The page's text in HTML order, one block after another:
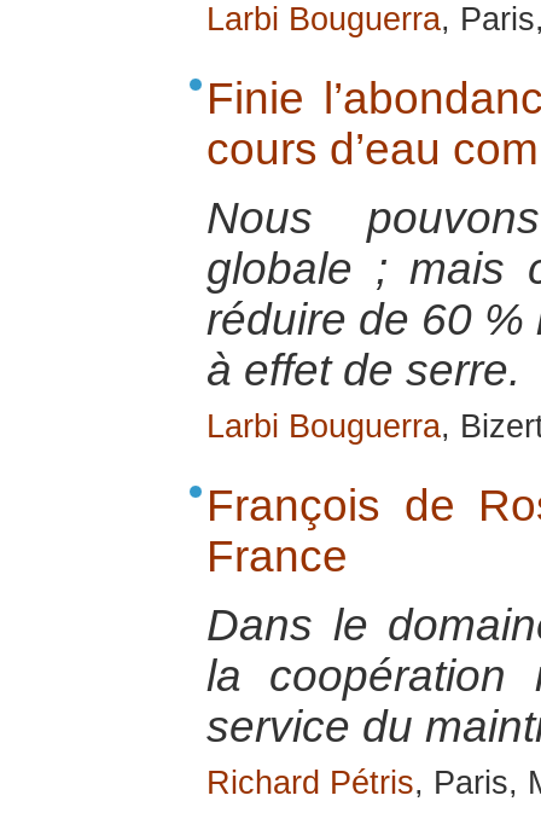
Larbi Bouguerra,
Finie
cours d’eau
Nous
globale ; mais
réduire de 60
à effet de serre.
Larbi Bouguerra,
François de
France
Dans le
la coopération
service du
Richard Pétris, Paris,